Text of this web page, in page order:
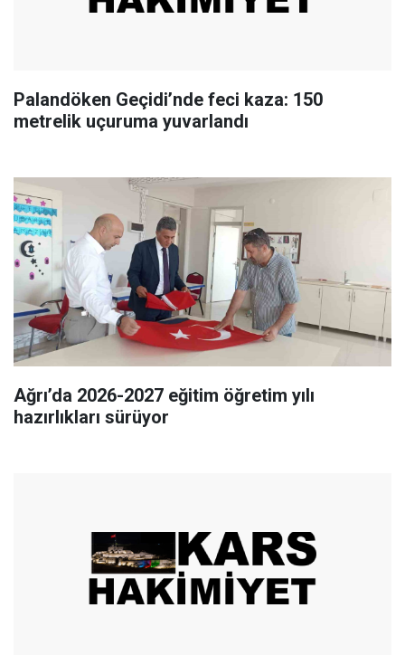
Palandöken Geçidi’nde feci kaza: 150
metrelik uçuruma yuvarlandı
Ağrı’da 2026-2027 eğitim öğretim yılı
hazırlıkları sürüyor